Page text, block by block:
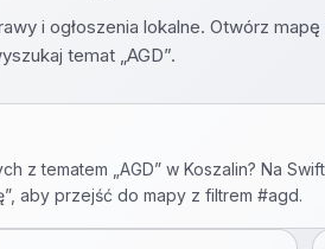
i ogłoszenia lokalne. Otwórz
temat „AGD”.
z tematem „ AGD” w Koszalin? Na
aby przejść do mapy z filtrem #agd.